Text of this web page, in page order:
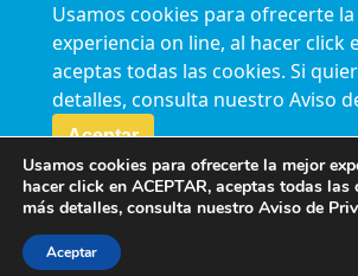
AVISO DE PRIVACIDAD
Horario de atención para citas e
Lunes a sábado de 7:00am a
Agenda en línea
24/7 aquí
Síguenos en nuestras redes
Usamos cookies para ofrecerte
experiencia on line, al hacer click
aceptas todas las cookies. Si
detalles, consulta nuestro Aviso
Aceptar
Usamos cookies para ofrecerte la mejor
hacer click en ACEPTAR, aceptas todas las
más detalles, consulta nuestro Aviso de
Aceptar